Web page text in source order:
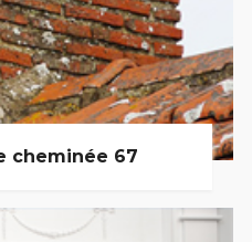
cheminée 67